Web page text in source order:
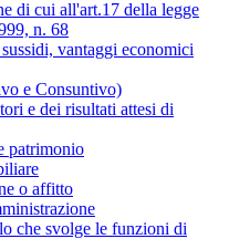
di cui all'art.17 della legge
n. 68
vantaggi economici
e Consuntivo)
e dei risultati attesi di
patrimonio
o affitto
che svolge le funzioni di